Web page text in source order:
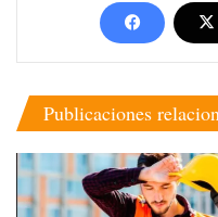
Publicaciones